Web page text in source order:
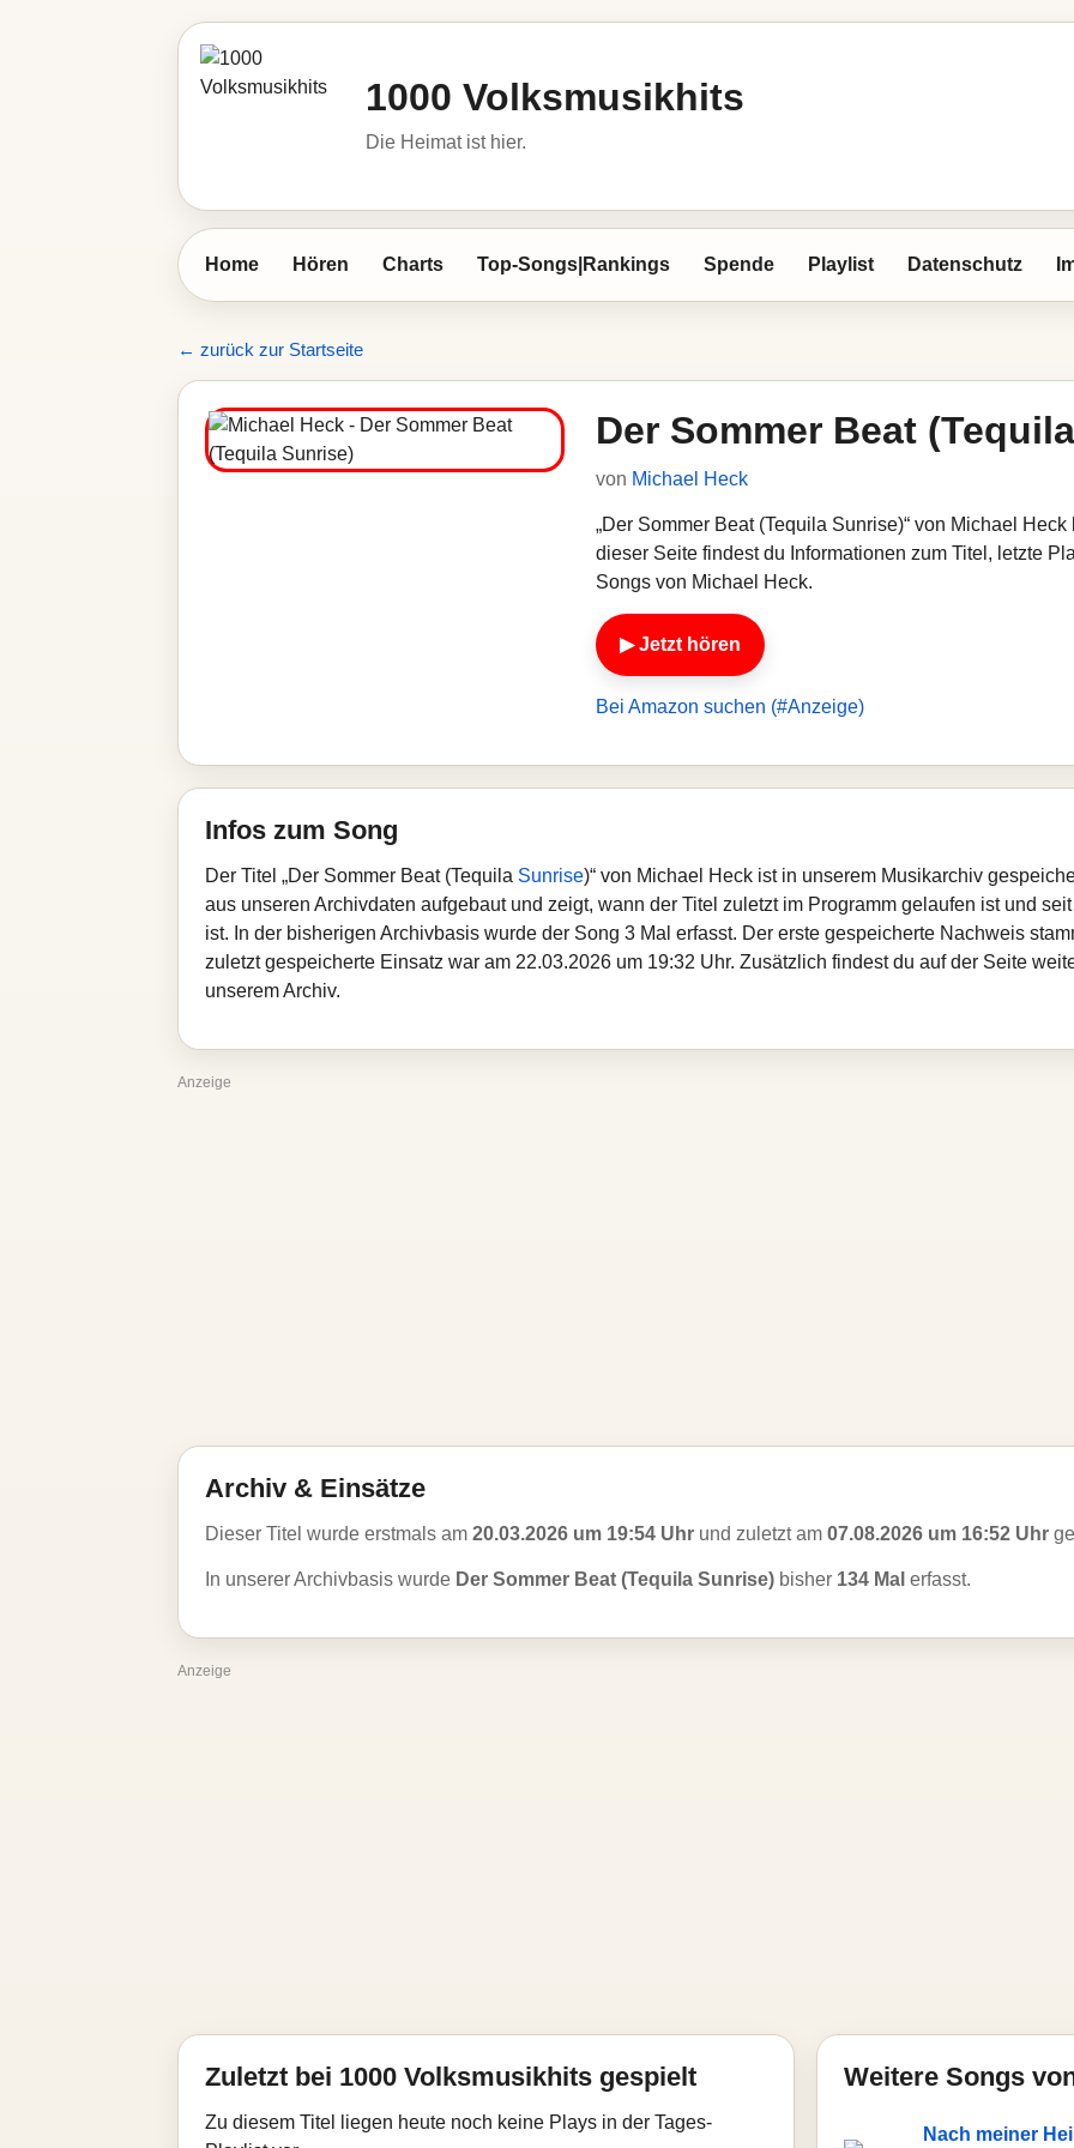
1000 Volksmusikhits
Die Heimat ist hier.
Home Hören Charts Top-Songs|Rankings Spende Playlist Datenschutz
← zurück zur Startseite
Der Sommer Beat
von Michael Heck
„Der Sommer Beat (Tequila Sunrise)“ von Michael
dieser Seite findest du Informationen zum Titel, letzte
Songs von Michael Heck.
▶ Jetzt hören
Bei Amazon suchen (#Anzeige)
Infos zum Song
Der Titel „Der Sommer Beat (Tequila Sunrise)“ von Michael Heck ist in unserem Musikarchiv
aus unseren Archivdaten aufgebaut und zeigt, wann der Titel zuletzt im Programm gelaufen ist und
ist. In der bisherigen Archivbasis wurde der Song 3 Mal erfasst. Der erste gespeicherte Nachweis
zuletzt gespeicherte Einsatz war am 22.03.2026 um 19:32 Uhr. Zusätzlich findest du auf der Seite
unserem Archiv.
Anzeige
Archiv & Einsätze
Dieser Titel wurde erstmals am 20.03.2026 um 19:54 Uhr und zuletzt am 07.08.2026 um 16:52 Uhr
In unserer Archivbasis wurde Der Sommer Beat (Tequila Sunrise) bisher 134 Mal erfasst.
Anzeige
Zuletzt bei 1000 Volksmusikhits gespielt
Zu diesem Titel liegen heute noch keine Plays in der Tages-
Weitere Songs
Nach meiner